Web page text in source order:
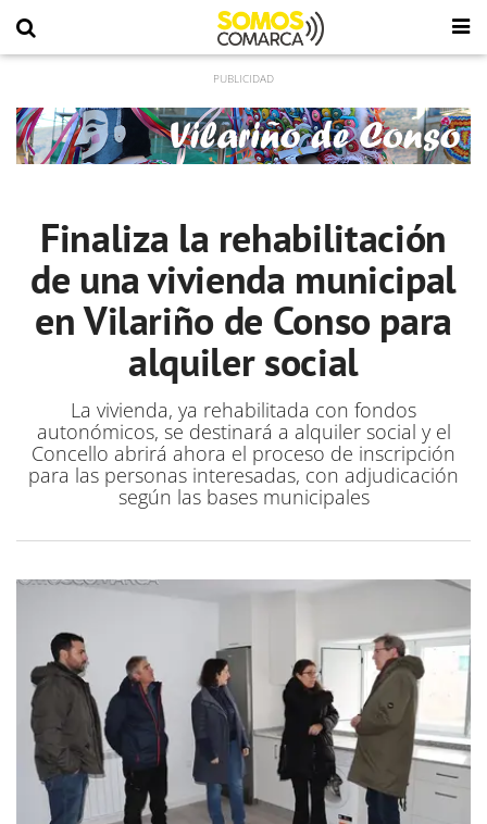
Finaliza la rehabilitación
de una vivienda municipal
en Vilariño de Conso para
alquiler social
La vivienda, ya rehabilitada con fondos
autonómicos, se destinará a alquiler social y el
Concello abrirá ahora el proceso de inscripción
para las personas interesadas, con adjudicación
según las bases municipales